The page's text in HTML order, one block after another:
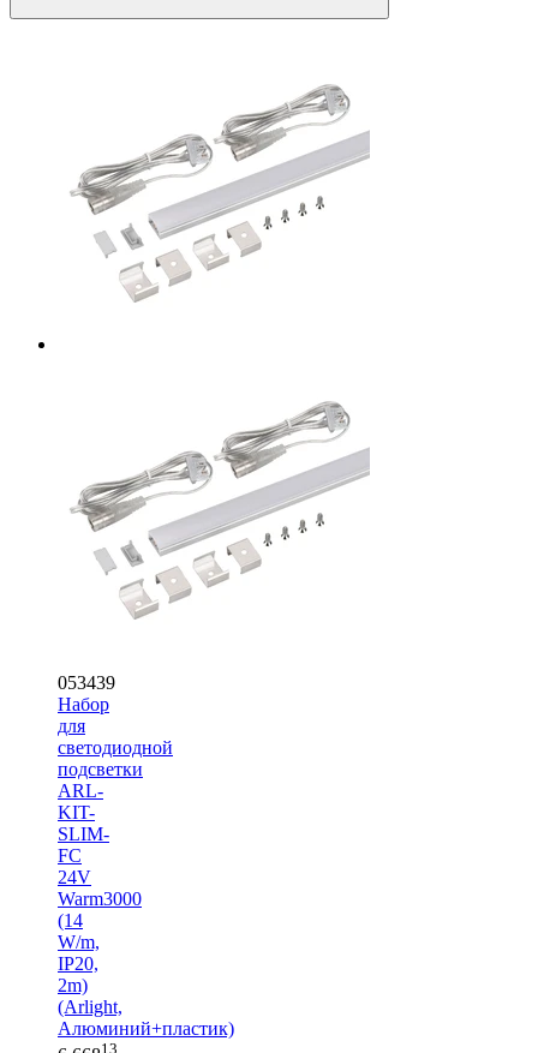
053439
Набор
для
светодиодной
подсветки
ARL-
KIT-
SLIM-
FC
24V
Warm3000
(14
W/m,
IP20,
2m)
(Arlight,
Алюминий+пластик)
13